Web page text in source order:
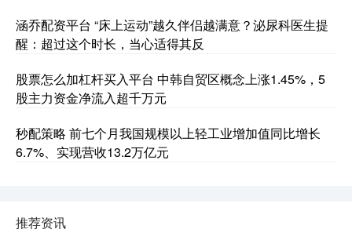
涵乔配资平台 “床上运动”越久伴侣越满意？泌尿科医生提
醒：超过这个时长，当心适得其反
股票怎么加杠杆买入平台 中韩自贸区概念上涨1.45%，5
股主力资金净流入超千万元
秒配策略 前七个月我国规模以上轻工业增加值同比增长
6.7%、实现营收13.2万亿元
推荐资讯